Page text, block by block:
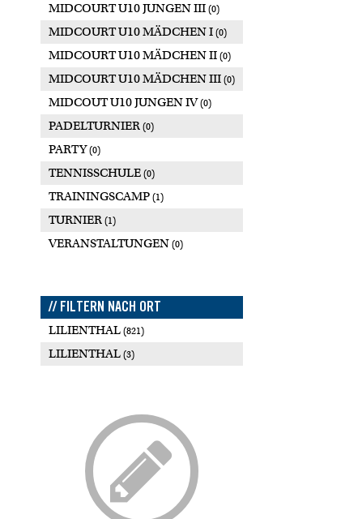
MIDCOURT U10 JUNGEN III (0)
MIDCOURT U10 MÄDCHEN I (0)
MIDCOURT U10 MÄDCHEN II (0)
MIDCOURT U10 MÄDCHEN III (0)
MIDCOUT U10 JUNGEN IV(0)
PADELTURNIER (0)
PARTY(0)
TENNISSCHULE (0)
TRAININGSCAMP (1)
TURNIER (1)
VERANSTALTUNGEN (0)
// FILTERN NACH ORT
LILIENTHAL (821)
LILIENTHAL (3)